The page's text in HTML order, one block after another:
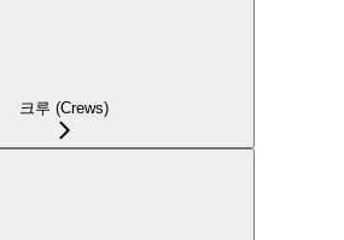
크루 (Crews)